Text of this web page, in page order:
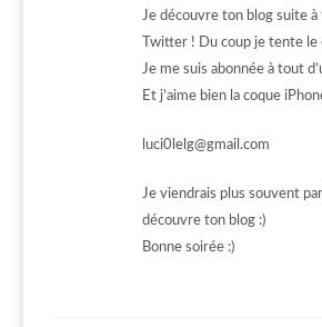
Je découvre ton blog suite
Twitter ! Du coup je tente le
Je me suis abonnée à tout
Et j’aime bien la coque
luci0lelg@gmail.com
Je viendrais plus souvent
découvre ton blog :)
Bonne soirée :)